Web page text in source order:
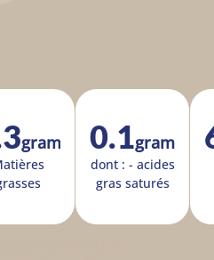
gramme 0.1gramme
dont : - acides
gras sa­tu­rés